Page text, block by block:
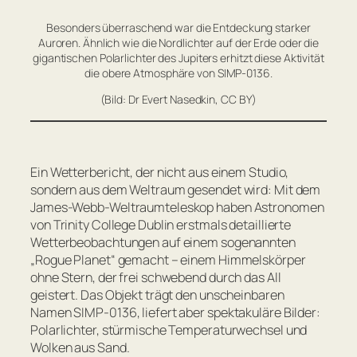
Besonders überraschend war die Entdeckung starker
Auroren. Ähnlich wie die Nordlichter auf der Erde oder die
gigantischen Polarlichter des Jupiters erhitzt diese Aktivität
die obere Atmosphäre von SIMP-0136.
(Bild: Dr Evert Nasedkin, CC BY)
Ein Wetterbericht, der nicht aus einem Studio,
sondern aus dem Weltraum gesendet wird: Mit dem
James-Webb-Weltraumteleskop haben Astronomen
von Trinity College Dublin erstmals detaillierte
Wetterbeobachtungen auf einem sogenannten
„Rogue Planet“ gemacht – einem Himmelskörper
ohne Stern, der frei schwebend durch das All
geistert. Das Objekt trägt den unscheinbaren
Namen SIMP-0136, liefert aber spektakuläre Bilder:
Polarlichter, stürmische Temperaturwechsel und
Wolken aus Sand.